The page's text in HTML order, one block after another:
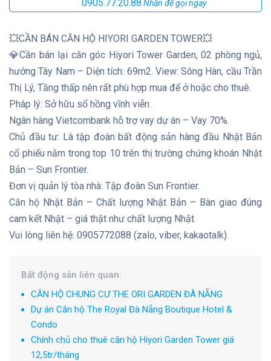
0905.77.20.88 Nhấn để gọi ngay
💥CẦN BÁN CĂN HỘ HIYORI GARDEN TOWER💥
💎Cần bán lại căn góc Hiyori Tower Garden, 02 phòng ngủ,
hướng Tây Nam – Diện tích: 69m2. View: Sông Hàn, cầu Trần
Thị Lý, Tầng thấp nên rất phù hợp mua để ở hoặc cho thuê.
Pháp lý: Sở hữu sổ hồng vĩnh viễn.
Ngân hàng Vietcombank hỗ trợ vay dự án – Vay 70%.
Chủ đầu tư: Là tập đoàn bất động sản hàng đầu Nhật Bản
cổ phiếu nằm trong top 10 trên thị trường chứng khoán Nhật
Bản – Sun Frontier.
Đơn vị quản lý tòa nhà: Tập đoàn Sun Frontier.
Căn hộ Nhật Bản – Chất lượng Nhật Bản – Bàn giao đúng
cam kết Nhật – giá thật như chất lượng Nhật.
Vui lòng liên hệ: 0905772088 (zalo, viber, kakaotalk).
Bất động sản liên quan:
CĂN HỘ CHUNG CƯ THE ORI GARDEN ĐÀ NẴNG
Dự án Căn hộ The Royal Đà Nẵng Boutique Hotel &
Condo
Chính chủ cho thuê căn hộ Hiyori Garden Tower giá
12,5tr/tháng